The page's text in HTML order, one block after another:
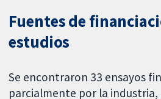
Fuentes de
estudios
Se encontraron 33 ensayos
parcialmente por la industria,